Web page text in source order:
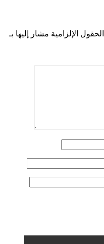
الحقول الإلزامية مشار إليها بـ